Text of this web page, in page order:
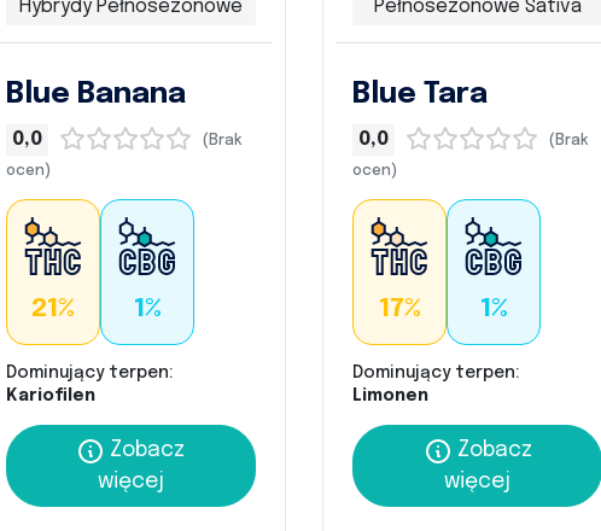
Hybrydy Pełnosezonowe
Blue Banana
0,0
(Brak
ocen)
21% 1%
Dominujący terpen:
Kariofilen
Zobacz
więcej
Pełnosezonowe Sativa
Blue Tara
0,0
(Brak
ocen)
17% 1%
Dominujący terpen:
Limonen
Zobacz
więcej